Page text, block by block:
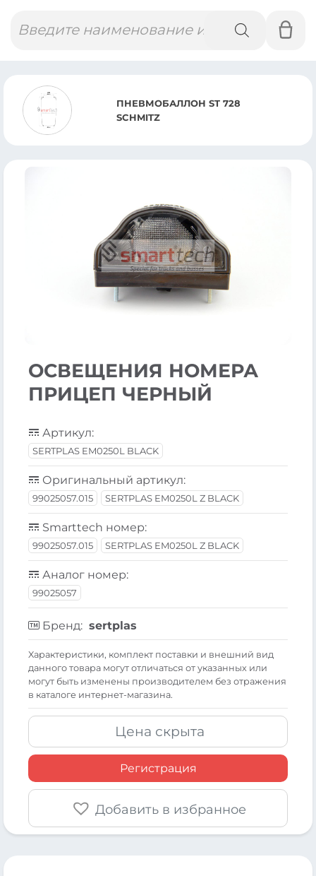
товаров
ПНЕВМОБАЛЛОН ST 728
SCHMITZ
ОСВЕЩЕНИЯ НОМЕРА
ПРИЦЕП ЧЕРНЫЙ
Артикул:
SERTPLAS EM0250L BLACK
Оригинальный артикул:
99025057.015 SERTPLAS EM0250L Z BLACK
Smarttech номер:
99025057.015 SERTPLAS EM0250L Z BLACK
Аналог номер:
99025057
Бренд: sertplas
Xарактеристики, комплект поставки и внешний вид
данного товара могут отличаться от указанных или
могут быть изменены производителем без отражения
в каталоге интернет-магазина.
Цена скрыта
Регистрация
Добавить в избранное